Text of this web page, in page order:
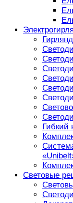
Гибкий
Световые